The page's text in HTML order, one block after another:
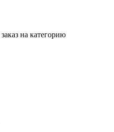
на категорию